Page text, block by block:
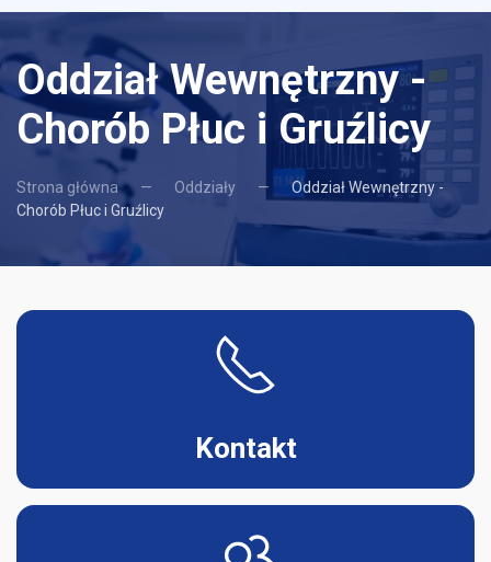
Oddział Wewnętrzny -
Chorób Płuc i Gruźlicy
Strona główna Oddziały
Oddział Wewnętrzny -
Chorób Płuc i Gruźlicy
Kontakt